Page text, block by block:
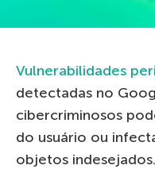
Vulnerabilidades
detectadas no
cibercriminosos
do usuário ou
objetos